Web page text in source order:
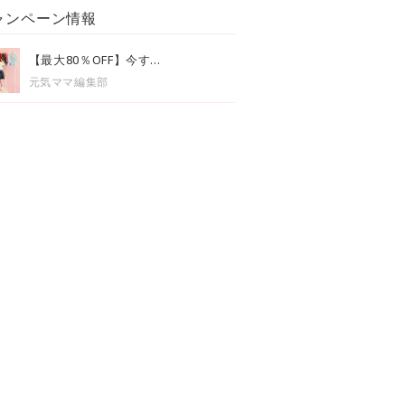
ンペーン情報
【最大80％OFF】今す...
元気ママ編集部